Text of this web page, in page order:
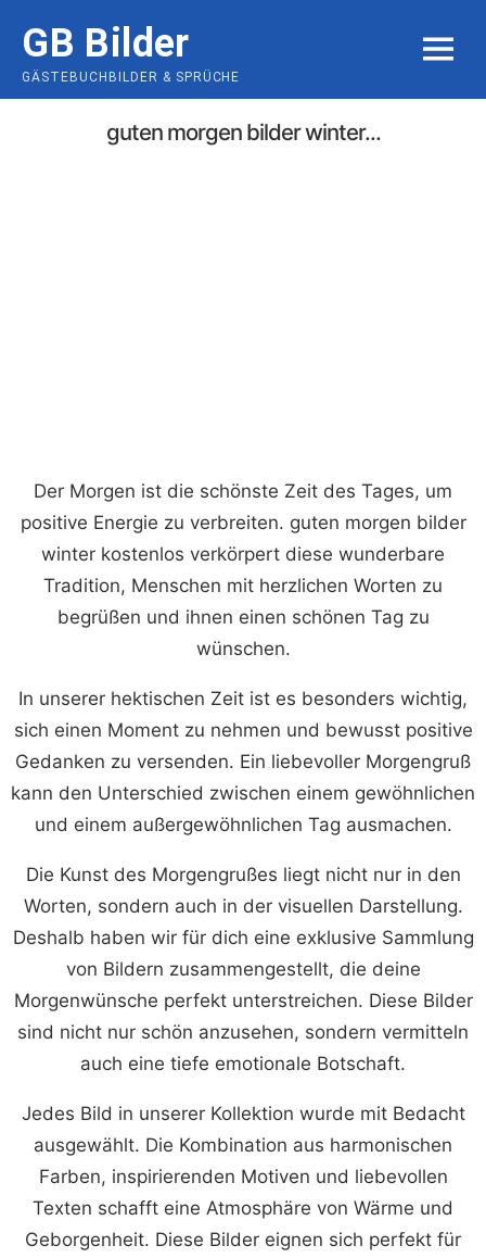
content
GB Bilder
GÄSTEBUCHBILDER & SPRÜCHE
MENU
guten morgen bilder winter...
Der Morgen ist die schönste Zeit des Tages, um
positive Energie zu verbreiten. guten morgen bilder
winter kostenlos verkörpert diese wunderbare
Tradition, Menschen mit herzlichen Worten zu
begrüßen und ihnen einen schönen Tag zu
wünschen.
In unserer hektischen Zeit ist es besonders wichtig,
sich einen Moment zu nehmen und bewusst positive
Gedanken zu versenden. Ein liebevoller Morgengruß
kann den Unterschied zwischen einem gewöhnlichen
und einem außergewöhnlichen Tag ausmachen.
Die Kunst des Morgengrußes liegt nicht nur in den
Worten, sondern auch in der visuellen Darstellung.
Deshalb haben wir für dich eine exklusive Sammlung
von Bildern zusammengestellt, die deine
Morgenwünsche perfekt unterstreichen. Diese Bilder
sind nicht nur schön anzusehen, sondern vermitteln
auch eine tiefe emotionale Botschaft.
Jedes Bild in unserer Kollektion wurde mit Bedacht
ausgewählt. Die Kombination aus harmonischen
Farben, inspirierenden Motiven und liebevollen
Texten schafft eine Atmosphäre von Wärme und
Geborgenheit. Diese Bilder eignen sich perfekt für